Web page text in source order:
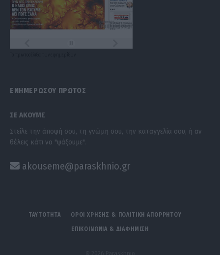
ΕΝΗΜΕΡΩΣΟΥ ΠΡΩΤΟΣ
ΣΕ ΑΚΟΥΜΕ
Στείλε την άποψή σου, τη γνώμη σου, την καταγγελία σου, ή αν
θέλεις κάτι να "ψάξουμε".
akouseme@paraskhnio.gr
ΤΑΥΤΟΤΗΤΑ ΟΡΟΙ ΧΡΗΣΗΣ & ΠΟΛΙΤΙΚΗ ΑΠΟΡΡΗΤΟΥ
ΕΠΙΚΟΙΝΩΝΙΑ & ΔΙΑΦΗΜΙΣΗ